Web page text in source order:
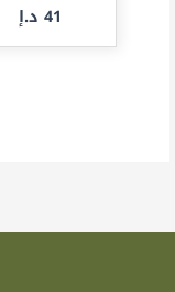
41 د.إ